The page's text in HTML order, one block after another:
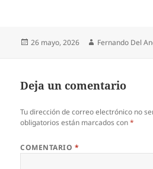
Publicado
26 mayo, 2026 Autor
Fernando Del
Deja un comentario
Tu dirección de correo electrónico no
obligatorios están marcados con*
COMENTARIO *